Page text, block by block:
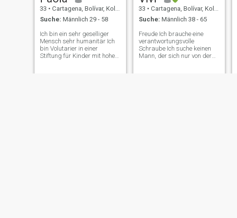
33 • Cartagena, Bolívar, Kolumbien
Suche: Männlich 29 - 58
Ich bin ein sehr geselliger
Mensch sehr humanitär Ich
bin Volutarier in einer
Stiftung für Kinder mit hohem
33 • Cartagena, Bolívar, Kolumbien
Suche: Männlich 38 - 65
Freude Ich brauche eine
verantwortungsvolle
Schraube Ich suche keinen
Mann, der sich nur von der